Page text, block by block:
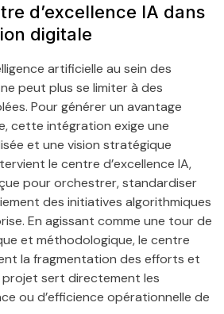
d’excellence IA dans
digitale
artificielle au sein des
peut plus se limiter à des
Pour générer un avantage
cette intégration exige une
et une vision stratégique
le centre d’excellence IA,
pour orchestrer, standardiser
des initiatives algorithmiques
En agissant comme une tour de
et méthodologique, le centre
la fragmentation des efforts et
sert directement les
ou d’efficience opérationnelle de